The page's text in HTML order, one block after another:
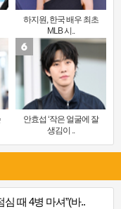
하지원, 한국 배우 최초
MLB 시..
안효섭 ‘작은 얼굴에 잘
생김이 ..
때 4병 마셔”(바..